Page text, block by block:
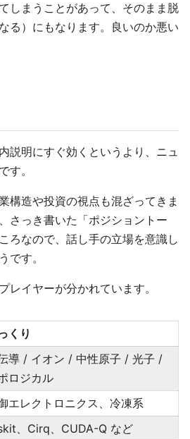
しまうことがあって、そのまま脱
る）にもなります。良いのか悪い
説明にすぐ効くというより、ニュ
す。
構造や投資の視点も混ざってきま
さっき書いた「ポジショントー
ろなので、話し手の立場を意識し
です。
レイヤーが分かれています。
くり
導 / イオン / 中性原子 / 光子 /
ロジカル
エレクトロニクス、冷凍系
、Cirq、CUDA-Q など